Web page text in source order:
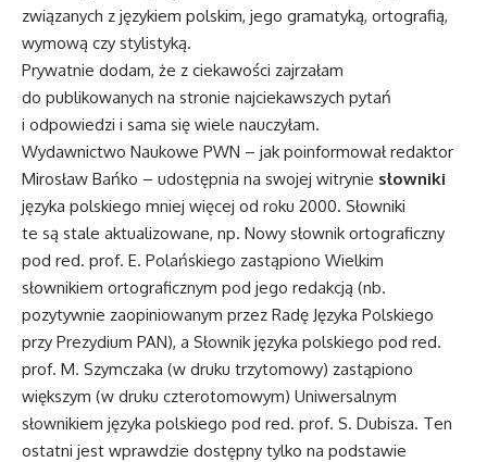
związanych z językiem polskim, jego gramatyką, ortografią,
wymową czy stylistyką.
Prywatnie dodam, że z ciekawości zajrzałam
do publikowanych na stronie najciekawszych pytań
i odpowiedzi i sama się wiele nauczyłam.
Wydawnictwo Naukowe PWN – jak poinformował redaktor
Mirosław Bańko – udostępnia na swojej witrynie słowniki
języka polskiego mniej więcej od roku 2000. Słowniki
te są stale aktualizowane, np. Nowy słownik ortograficzny
pod red. prof. E. Polańskiego zastąpiono Wielkim
słownikiem ortograficznym pod jego redakcją (nb.
pozytywnie zaopiniowanym przez Radę Języka Polskiego
przy Prezydium PAN), a Słownik języka polskiego pod red.
prof. M. Szymczaka (w druku trzytomowy) zastąpiono
większym (w druku czterotomowym) Uniwersalnym
słownikiem języka polskiego pod red. prof. S. Dubisza. Ten
ostatni jest wprawdzie dostępny tylko na podstawie